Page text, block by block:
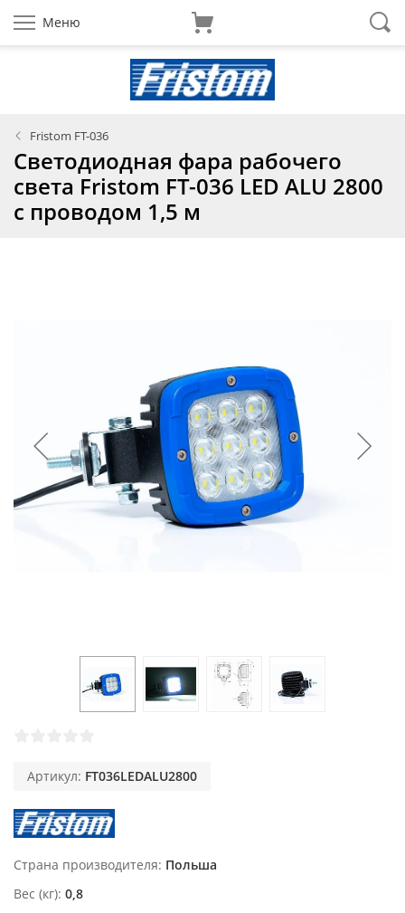
Меню
Fristom FT-036
Светодиодная фара рабочего
света Fristom FT-036 LED ALU 2800
с проводом 1,5 м
Артикул: FT036LEDALU2800
Страна производителя Польша
Вес (кг) 0,8